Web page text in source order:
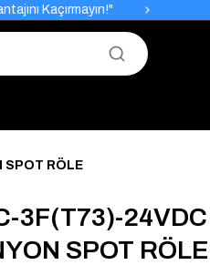
Kaçırmayın!"
Fiyatları."
SPOT RÖLE
3F(T73)-
SPOT RÖLE